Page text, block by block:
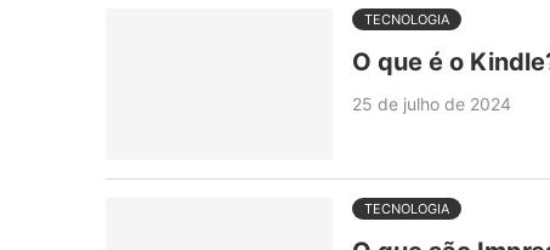
TECNOLOGIA
O que é o
25 de julho de 2024
TECNOLOGIA